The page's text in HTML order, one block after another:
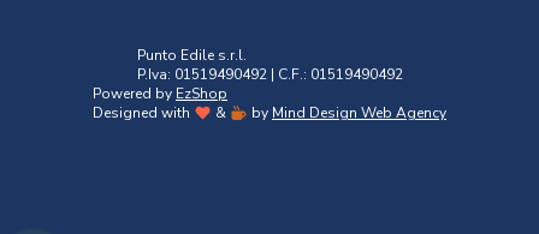
Punto Edile s.r.l.
P.Iva: 01519490492 | C.F.: 01519490492
Powered by EzShop
Designed with
& by Mind Design Web Agency